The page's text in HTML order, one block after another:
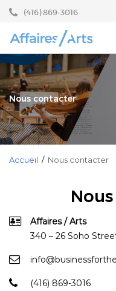
Aller
Sauter
principal
(416) 869-3016
Nous contacter
Accueil / Nous contacter
Affaires / Arts
340 – 26 Soho
(416) 869-3016